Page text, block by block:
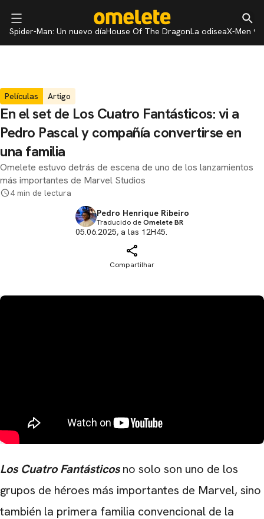
Spider-Man: Un nuevo díaHouse Of The DragonLa odiseaX-Men 97
Películas Artigo
En el set de Los Cuatro Fantásticos: vi a
Pedro Pascal y compañía convertirse en
una familia
Omelete estuvo detrás de escena de uno de los lanzamientos
más importantes de Marvel Studios
4 min de lectura
Pedro Henrique Ribeiro
Traducido deOmelete BR
05.06.2025, a las 12H45.
Compartilhar
Los Cuatro Fantásticosno solo son uno de los
grupos de héroes más importantes de Marvel, sino
también la primera familia convencional de la